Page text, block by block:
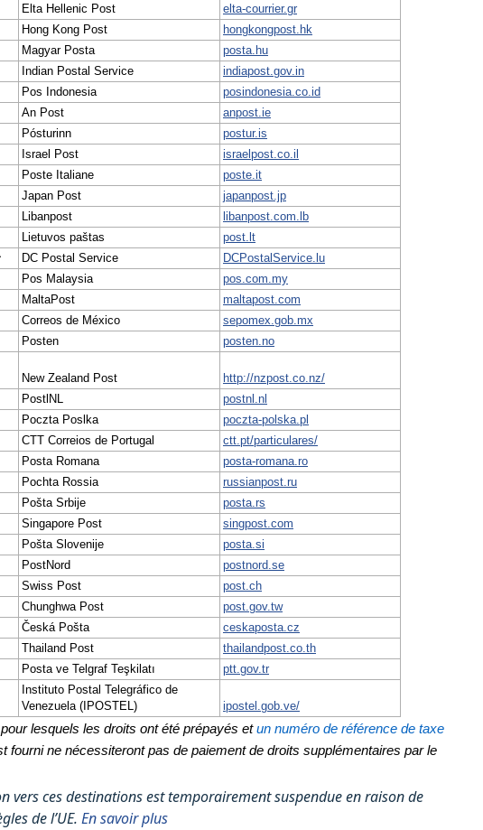
Elta Hellenic Post
elta-courrier.gr
Hong Kong Post
hongkongpost.hk
Magyar Posta
posta.hu
Indian Postal Service
indiapost.gov.in
Pos Indonesia
posindonesia.co.id
An Post
anpost.ie
Pósturinn
postur.is
Israel Post
israelpost.co.il
Poste Italiane
poste.it
Japan Post
japanpost.jp
Libanpost
libanpost.com.lb
Lietuvos paštas
post.lt
DC Postal Service
DCPostalService.lu
Pos Malaysia
pos.com.my
MaltaPost
maltapost.com
Correos de México
sepomex.gob.mx
Posten
posten.no
New Zealand Post
http://nzpost.co.nz/
PostlNL
postnl.nl
Poczta Poslka
poczta-polska.pl
CTT Correios de Portugal
ctt.pt/particulares/
Posta Romana
posta-romana.ro
Pochta Rossia
russianpost.ru
Pošta Srbije
posta.rs
Singapore Post
singpost.com
Pošta Slovenije
posta.si
PostNord
postnord.se
Swiss Post
post.ch
Chunghwa Post
post.gov.tw
Česká Pošta
ceskaposta.cz
Thailand Post
thailandpost.co.th
Posta ve Telgraf Teşkilatı ptt.gov.tr
Instituto Postal Telegráfico de
Venezuela (IPOSTEL)
ipostel.gob.ve/
lesquels les droits ont été prépayés et un numéro de référence de taxe
fourni ne nécessiteront pas de paiement de droits supplémentaires par le
vers ces destinations est temporairement suspendue en raison de
de l’UE. En savoir plus